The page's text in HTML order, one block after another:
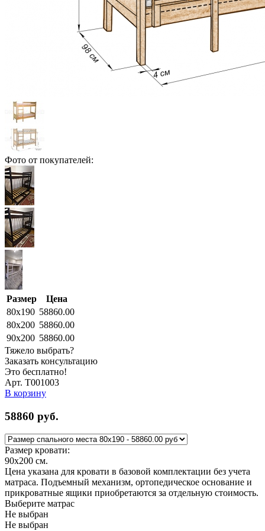
Фото от покупателей:
Размер
Цена
80x190 58860.00
80x200 58860.00
90x200 58860.00
Тяжело выбрать?
Заказать консультацию
Это бесплатно!
Арт. Т001003
В корзину
58860 руб.
Размер кровати:
90x200 см.
Цена указана для кровати в базовой комплектации без учета
матраса. Подъемный механизм, ортопедическое основание и
прикроватные ящики приобретаются за отдельную стоимость.
Выберите матрас
Не выбран
Не выбран